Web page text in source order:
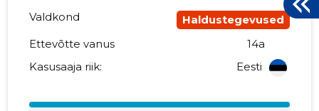
Valdkond
Haldustegevused
Ettevõtte vanus
14a
Kasusaaja riik:
Eesti